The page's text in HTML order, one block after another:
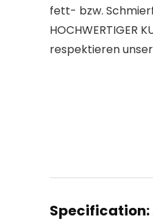
fett- bzw.
HOCHWERTIGER
respektieren
Specification: